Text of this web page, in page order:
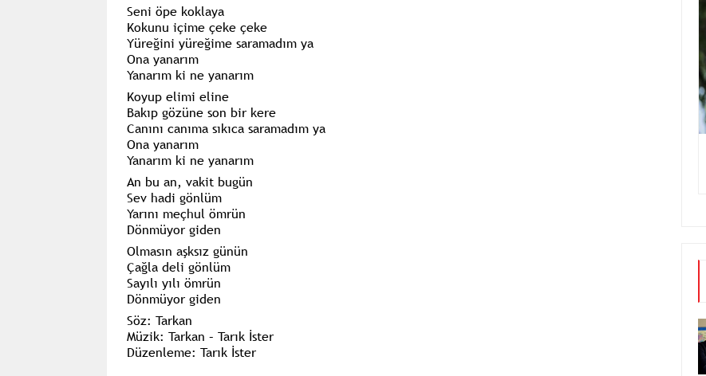
Seni öpe koklaya
Kokunu içime çeke çeke
Yüreğini yüreğime saramadım ya
Ona yanarım
Yanarım ki ne yanarım
Koyup elimi eline
Bakıp gözüne son bir kere
Canını canıma sıkıca saramadım ya
Ona yanarım
Yanarım ki ne yanarım
An bu an, vakit bugün
Sev hadi gönlüm
Yarını meçhul ömrün
Dönmüyor giden
Olmasın aşksız günün
Çağla deli gönlüm
Sayılı yılı ömrün
Dönmüyor giden
Söz: Tarkan
Müzik: Tarkan – Tarık İster
Düzenleme: Tarık İster